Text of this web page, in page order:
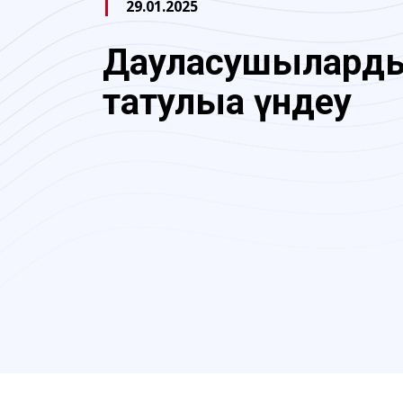
29.01.2025
татулыққа үндеу